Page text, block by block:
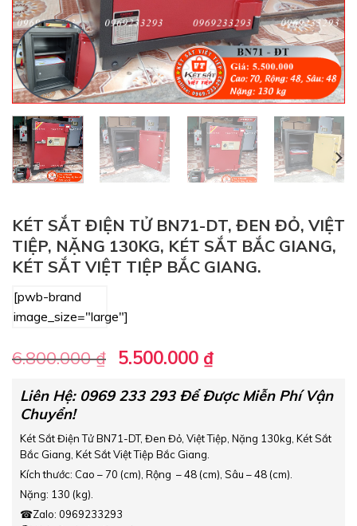
KÉT SẮT ĐIỆN TỬ BN71-DT, ĐEN ĐỎ, VIỆT
TIỆP, NẶNG 130KG, KÉT SẮT BẮC GIANG,
KÉT SẮT VIỆT TIỆP BẮC GIANG.
[pwb-brand
image_size="large"]
6.800.000₫ Giá
là:
5.500.000 ₫Giá
hiện
tại
5.500.000 ₫.
Liên Hệ: 0969 233 293 Để Được Miễn Phí Vận
Chuyển!
Két Sắt Điện Tử BN71-DT, Đen Đỏ, Việt Tiệp, Nặng 130kg, Két Sắt
Bắc Giang, Két Sắt Việt Tiệp Bắc Giang.
Kích thước: Cao – 70 (cm), Rộng – 48 (cm), Sâu – 48 (cm).
Nặng: 130 (kg).
☎Zalo: 0969233293